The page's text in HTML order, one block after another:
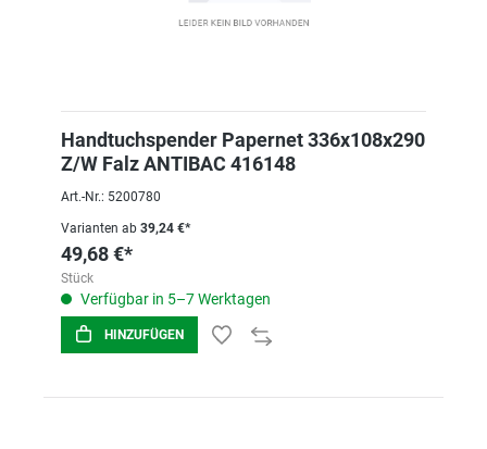
Handtuchspender Papernet 336x108x290
Z/W Falz ANTIBAC 416148
Art.-Nr.: 5200780
Varianten ab 39,24 €*
49,68 €*
Stück
Verfügbar in 5–7 Werktagen
HINZUFÜGEN